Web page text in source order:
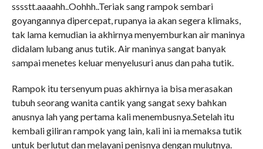
sssstt.aaaahh..Oohhh..Teriak sang rampok sembari
goyangannya dipercepat, rupanya ia akan segera klimaks,
tak lama kemudian ia akhirnya menyemburkan air maninya
didalam lubang anus tutik. Air maninya sangat banyak
sampai menetes keluar menyelusuri anus dan paha tutik.
Rampok itu tersenyum puas akhirnya ia bisa merasakan
tubuh seorang wanita cantik yang sangat sexy bahkan
anusnya lah yang pertama kali menembusnya.Setelah itu
kembali giliran rampok yang lain, kali ini ia memaksa tutik
untuk berlutut dan melayani penisnya dengan mulutnya.